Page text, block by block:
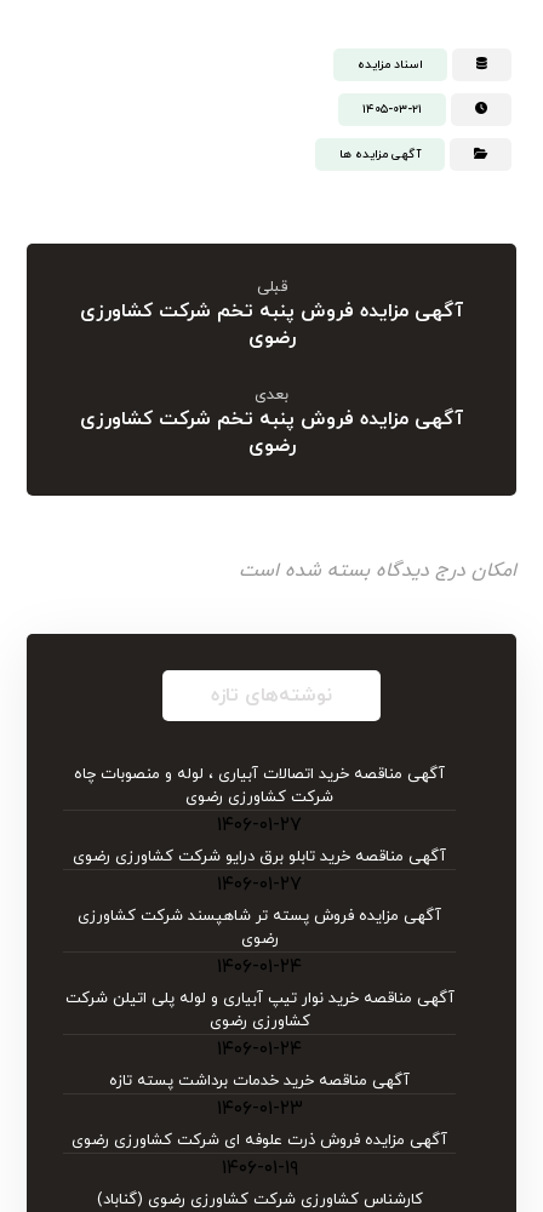
اسناد مزایده
۱۴۰۵-۰۳-۲۱
آگهی مزایده ها
قبلی
آگهی مزایده فروش پنبه تخم شرکت کشاورزی
رضوی
بعدی
آگهی مزایده فروش پنبه تخم شرکت کشاورزی
رضوی
امکان درج دیدگاه بسته شده است
نوشته‌های تازه
آگهی مناقصه خرید اتصالات آبیاری ، لوله و منصوبات چاه
شرکت کشاورزی رضوی
۱۴۰۶-۰۱-۲۷
آگهی مناقصه خرید تابلو برق درایو شركت كشاورزی رضوی
۱۴۰۶-۰۱-۲۷
آگهی مزایده فروش پسته تر شاهپسند شرکت کشاورزی
رضوی
۱۴۰۶-۰۱-۲۴
آگهی مناقصه خرید نوار تیپ آبیاری و لوله پلی اتیلن شركت
كشاورزی رضوی
۱۴۰۶-۰۱-۲۴
آگهی مناقصه خرید خدمات برداشت پسته تازه
۱۴۰۶-۰۱-۲۳
آگهی مزایده فروش ذرت علوفه ای شرکت کشاورزی رضوی
۱۴۰۶-۰۱-۱۹
کارشناس کشاورزی شرکت کشاورزی رضوی (گناباد)